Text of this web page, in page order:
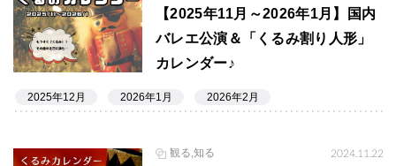
【2025年11月～2026年1月】国内
バレエ公演＆「くるみ割り人形」
カレンダー♪
2025年12月 2026年1月 2026年2月
観る,知る 2024.11.22